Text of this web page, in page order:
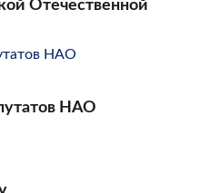
Отечественной
НАО